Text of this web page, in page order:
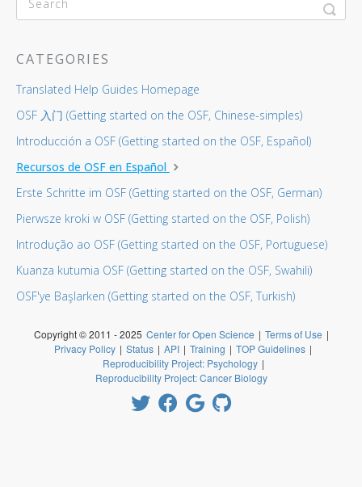
CATEGORIES
Translated Help Guides Homepage
OSF 入门 (Getting started on the OSF, Chinese-simples)
Introducción a OSF (Getting started on the OSF, Español)
Recursos de OSF en Español
Erste Schritte im OSF (Getting started on the OSF, German)
Pierwsze kroki w OSF (Getting started on the OSF, Polish)
Introdução ao OSF (Getting started on the OSF, Portuguese)
Kuanza kutumia OSF (Getting started on the OSF, Swahili)
OSF'ye Başlarken (Getting started on the OSF, Turkish)
Copyright © 2011 - 2025 Center for Open Science | Terms of Use |
Privacy Policy | Status | API | Training | TOP Guidelines |
Reproducibility Project: Psychology |
Reproducibility Project: Cancer Biology